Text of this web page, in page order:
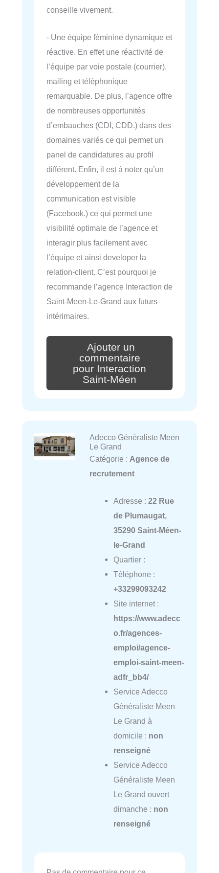
conseille vivement.
- Une équipe féminine dynamique et
réactive. En effet une réactivité de
l’équipe par voie postale (courrier),
mailing et téléphonique
remarquable. De plus, l’agence offre
de nombreuses opportunités
d’embauches (CDI, CDD.) dans des
domaines variés ce qui permet un
panel de candidatures au profil
différent. Enfin, il est à noter qu’un
développement de la
communication est visible
(Facebook.) ce qui permet une
visibilité optimale de l’agence et
interagir plus facilement avec
l’équipe et ainsi developer la
relation-client. C’est pourquoi je
recommande l’agence Interaction de
Saint-Meen-Le-Grand aux futurs
intérimaires.
Ajouter un
commentaire
pour Interaction
Saint-Méen
Adecco Généraliste Meen
Le Grand
Catégorie : Agence de
recrutement
Adresse : 22 Rue
de Plumaugat,
35290 Saint-Méen-
le-Grand
Quartier :
Téléphone :
+33299093242
Site internet :
https://www.adecc
o.fr/agences-
emploi/agence-
emploi-saint-meen-
adfr_bb4/
Service Adecco
Généraliste Meen
Le Grand à
domicile : non
renseigné
Service Adecco
Généraliste Meen
Le Grand ouvert
dimanche : non
renseigné